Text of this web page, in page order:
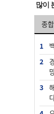
많이
종합
1
2
3